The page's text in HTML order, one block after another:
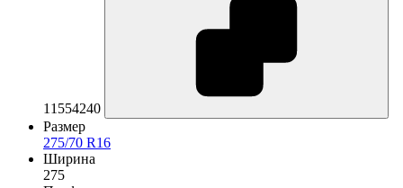
11554240
Размер
275/70 R16
Ширина
275